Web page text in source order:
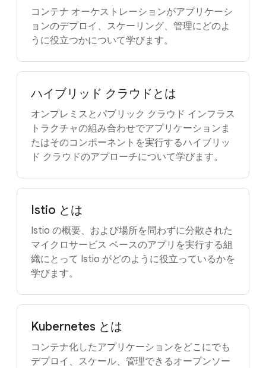
コンテナ オーケストレーションがアプリケーシ
ョンのデプロイ、スケーリング、管理にどのよ
うに役立つかについて学びます。
ハイブリッド クラウドとは
オンプレミスとパブリック クラウド インフラス
トラクチャの組み合わせでアプリケーションま
たはそのコンポーネントを実行するハイブリッ
ド クラウドのアプローチについて学びます。
Istio とは
Istio の概要、および場所を問わずに分散された
マイクロサービス ベースのアプリを実行する組
織にとって Istio がどのように役立っているかを
学びます。
Kubernetes とは
コンテナ化したアプリケーションをどこにでも
デプロイ、スケール、管理できるオープンソー